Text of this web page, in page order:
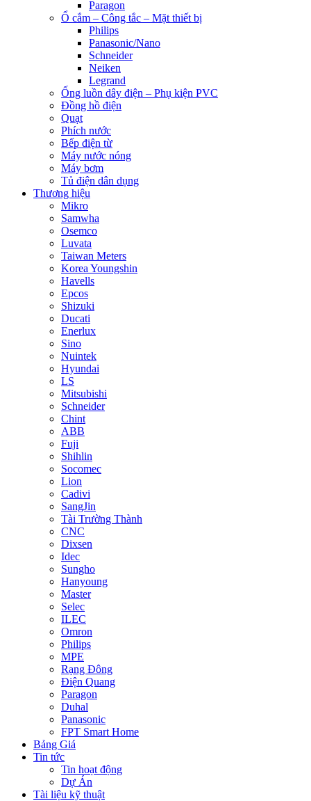
Paragon
Ổ cắm – Công tắc – Mặt thiết bị
Philips
Panasonic/Nano
Schneider
Neiken
Legrand
Ống luồn dây điện – Phụ kiện PVC
Đồng hồ điện
Quạt
Phích nước
Bếp điện từ
Máy nước nóng
Máy bơm
Tủ điện dân dụng
Thương hiệu
Mikro
Samwha
Osemco
Luvata
Taiwan Meters
Korea Youngshin
Havells
Epcos
Shizuki
Ducati
Enerlux
Sino
Nuintek
Hyundai
LS
Mitsubishi
Schneider
Chint
ABB
Fuji
Shihlin
Socomec
Lion
Cadivi
SangJin
Tài Trường Thành
CNC
Dixsen
Idec
Sungho
Hanyoung
Master
Selec
ILEC
Omron
Philips
MPE
Rạng Đông
Điện Quang
Paragon
Duhal
Panasonic
FPT Smart Home
Bảng Giá
Tin tức
Tin hoạt động
Dự Án
Tài liệu kỹ thuật